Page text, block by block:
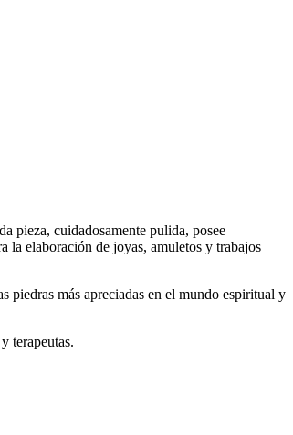
pieza, cuidadosamente pulida, posee
la elaboración de joyas, amuletos y trabajos
piedras más apreciadas en el mundo espiritual y
terapeutas.